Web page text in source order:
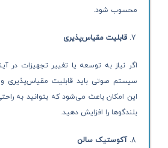
محسوب شود.
قابلیت مقیاس‌پذیری
اگر نیاز به توسعه یا تغییر تجهیزات در
سیستم صوتی باید قابلیت مقیاس‌پذیری
این امکان باعث می‌شود که بتوانید به
بلندگوها را افزایش دهید.
آکوستیک سالن